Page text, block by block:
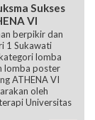
Sukses
VI
berpikir dan
1 Sukawati
lomba
lomba poster
ATHENA VI
oleh
Universitas